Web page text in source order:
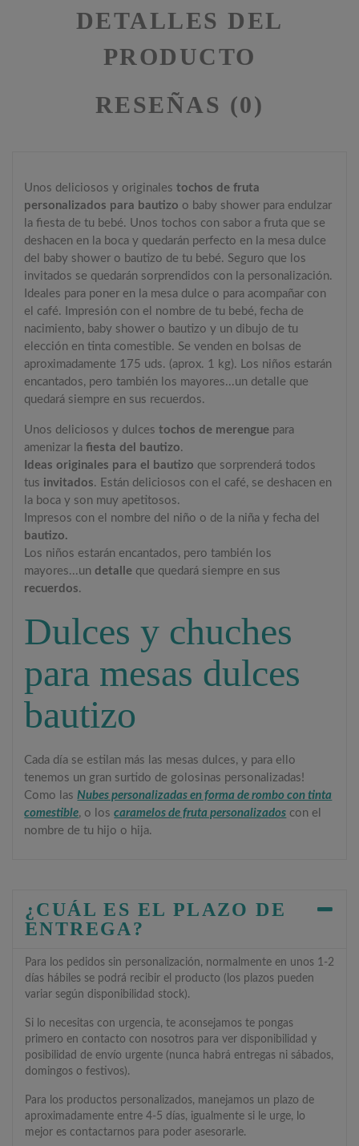
DETALLES DEL
PRODUCTO
RESEÑAS (0)
Unos deliciosos y originalestochos de fruta
personalizados para bautizo o baby shower para endulzar
la fiesta de tu bebé. Unos tochos con sabor a fruta que se
deshacen en la boca y quedarán perfecto en la mesa dulce
del baby shower o bautizo de tu bebé. Seguro que los
invitados se quedarán sorprendidos con la personalización.
Ideales para poner en la mesa dulce o para acompañar con
el café. Impresión con el nombre de tu bebé, fecha de
nacimiento, baby shower o bautizo y un dibujo de tu
elección en tinta comestible. Se venden en bolsas de
aproximadamente 175 uds. (aprox. 1 kg). Los niños estarán
encantados, pero también los mayores...un detalle que
quedará siempre en sus recuerdos.
Unos deliciosos y dulcestochos de merengue para
amenizar lafiesta del bautizo.
Ideas originales para el bautizo que sorprenderá todos
tus invitados. Están deliciosos con el café, se deshacen en
la boca y son muy apetitosos.
Impresos con el nombre del niño o de la niña y fecha del
bautizo.
Los niños estarán encantados, pero también los
mayores...undetalle que quedará siempre en sus
recuerdos.
Dulces y chuches
para mesas dulces
bautizo
Cada día se estilan más las mesas dulces, y para ello
tenemos un gran surtido de golosinas personalizadas!
Como lasNubes personalizadas en forma de rombo con tinta
comestible, o loscaramelos de fruta personalizados con el
nombre de tu hijo o hija.
¿CUÁL ES EL PLAZO DE
ENTREGA?
Para los pedidos sin personalización, normalmente en unos 1-2
días hábiles se podrá recibir el producto (los plazos pueden
variar según disponibilidad stock).
Si lo necesitas con urgencia, te aconsejamos te pongas
primero en contacto con nosotros para ver disponibilidad y
posibilidad de envío urgente (nunca habrá entregas ni sábados,
domingos o festivos).
Para los productos personalizados, manejamos un plazo de
aproximadamente entre 4-5 días, igualmente si le urge, lo
mejor es contactarnos para poder asesorarle.